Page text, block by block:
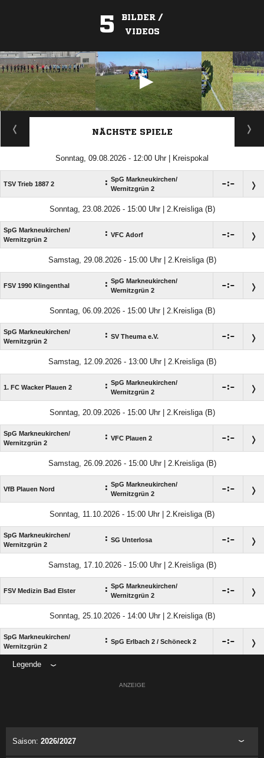
5
BILDER /
VIDEOS
ANZEIGE
NÄCHSTE SPIELE
Sonntag, 09.08.2026 - 12:00 Uhr | Kreispokal
TSV Trieb 1887 2 : SpG Markneukirchen/​
Wernitzgrün 2
:
Sonntag, 23.08.2026 - 15:00 Uhr | 2.Kreisliga (B)
SpG Markneukirchen/​
Wernitzgrün 2
: VFC Adorf :
Samstag, 29.08.2026 - 15:00 Uhr | 2.Kreisliga (B)
FSV 1990 Klingenthal : SpG Markneukirchen/​
Wernitzgrün 2
:
Sonntag, 06.09.2026 - 15:00 Uhr | 2.Kreisliga (B)
SpG Markneukirchen/​
Wernitzgrün 2
: SV Theuma e.V. :
Samstag, 12.09.2026 - 13:00 Uhr | 2.Kreisliga (B)
1. FC Wacker Plauen 2 : SpG Markneukirchen/​
Wernitzgrün 2
:
Sonntag, 20.09.2026 - 15:00 Uhr | 2.Kreisliga (B)
SpG Markneukirchen/​
Wernitzgrün 2
: VFC Plauen 2 :
Samstag, 26.09.2026 - 15:00 Uhr | 2.Kreisliga (B)
VfB Plauen Nord : SpG Markneukirchen/​
Wernitzgrün 2
:
Sonntag, 11.10.2026 - 15:00 Uhr | 2.Kreisliga (B)
SpG Markneukirchen/​
Wernitzgrün 2
: SG Unterlosa :
Samstag, 17.10.2026 - 15:00 Uhr | 2.Kreisliga (B)
FSV Medizin Bad Elster : SpG Markneukirchen/​
Wernitzgrün 2
:
Sonntag, 25.10.2026 - 14:00 Uhr | 2.Kreisliga (B)
SpG Markneukirchen/​
Wernitzgrün 2
: SpG Erlbach 2 /​ Schöneck 2 :
Legende
ANZEIGE
Saison: 2026/2027